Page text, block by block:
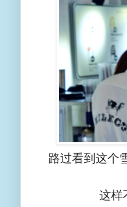
路过看到这个
这样